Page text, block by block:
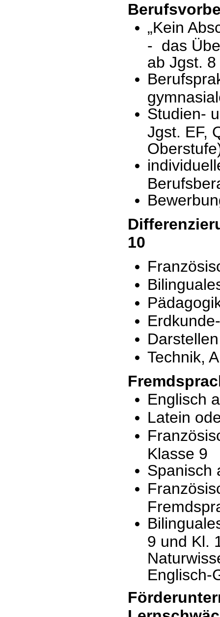
„Kein
- das
ab Jgst. 8
Studien-
Jgst. EF,
10
Technik,
Englisch
Latein
Klasse 9
Spanisch
9 und Kl.
Englisch-